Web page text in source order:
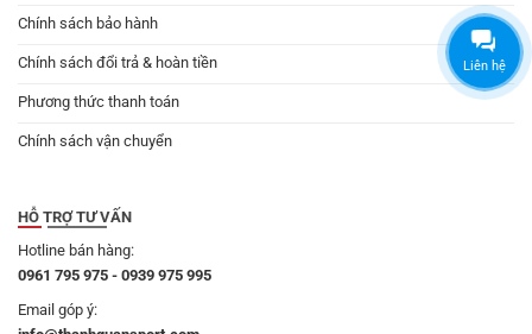
Chính sách bảo hành
Chính sách đổi trả & hoàn tiền
Phương thức thanh toán
Chính sách vận chuyển
HỖ TRỢ TƯ VẤN
Hotline bán hàng:
0961 795 975 - 0939 975 995
Email góp ý:
Liên hệ